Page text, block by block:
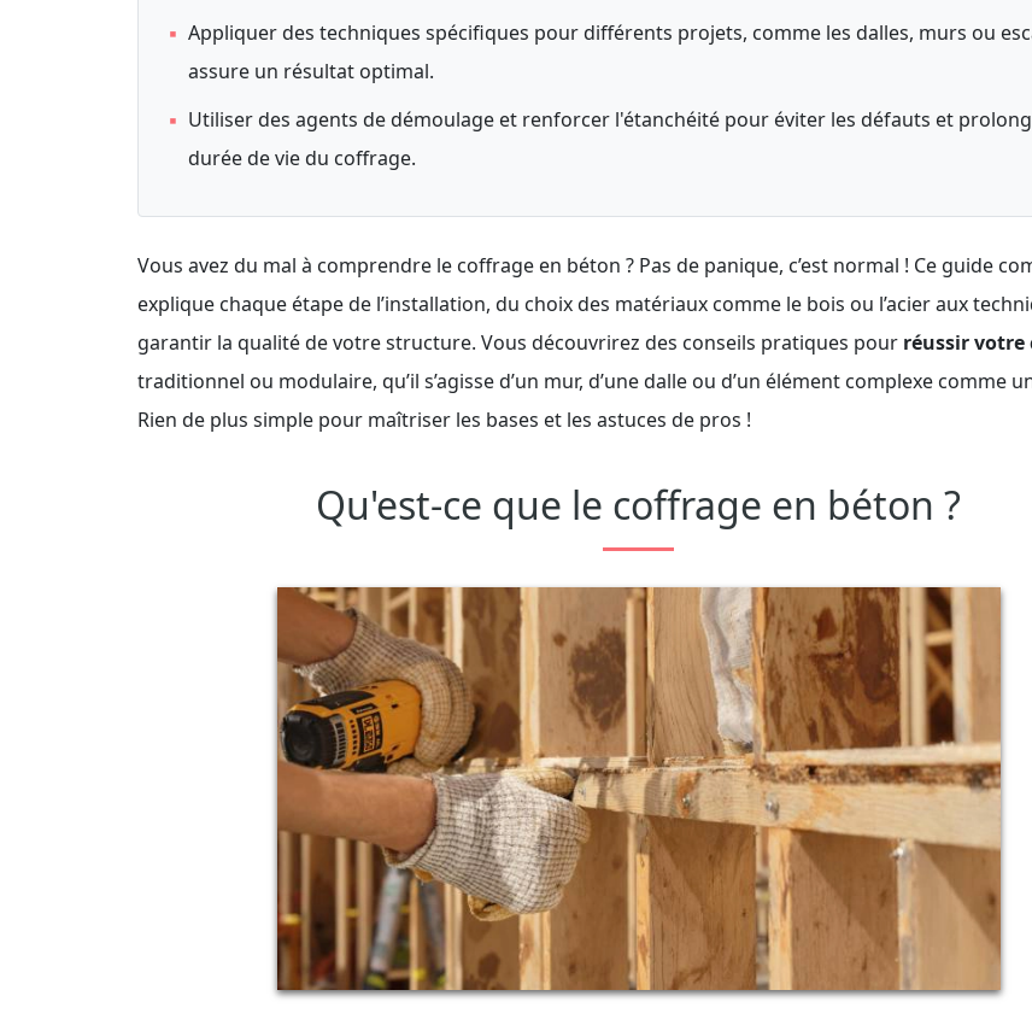
▪ Appliquer des techniques spécifiques pour différents projets, comme les dalles, murs ou
assure un résultat optimal.
▪ Utiliser des agents de démoulage et renforcer l'étanchéité pour éviter les défauts et
durée de vie du coffrage.
Vous avez du mal à comprendre le coffrage en béton ? Pas de panique, c’est normal ! Ce guide
explique chaque étape de l’installation, du choix des matériaux comme le bois ou l’acier aux
garantir la qualité de votre structure. Vous découvrirez des conseils pratiques pour réussir votre
traditionnel ou modulaire, qu’il s’agisse d’un mur, d’une dalle ou d’un élément complexe comme
Rien de plus simple pour maîtriser les bases et les astuces de pros !
Qu'est-ce que le coffrage en béton ?